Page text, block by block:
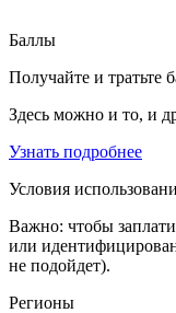
Баллы
Получайте и тратьте
Здесь можно и то, и
Узнать подробнее
Условия
Важно: чтобы
или
не подойдет).
Регионы